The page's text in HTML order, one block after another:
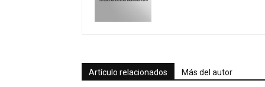
Artículo relacionados Más del autor